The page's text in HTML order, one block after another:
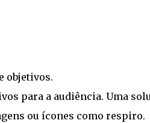
objetivos.
para a audiência. Uma
ou ícones como respiro.